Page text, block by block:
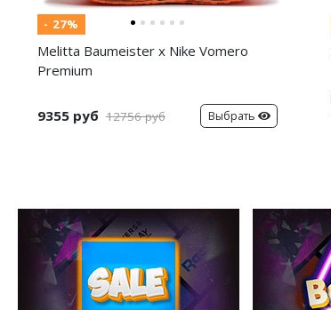
- 27%
Melitta Baumeister x Nike Vomero
Premium
9355 руб 12756 руб Выбрать